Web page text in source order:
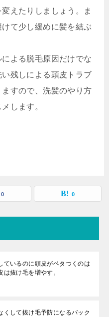
えたりしましょう。
ま
て少し緩めに髪を結ぶ
よる脱毛原因だけでな
残しによる頭皮トラブ
すので、洗髪のやり方
します。
0 0
ているのに頭皮がベタつくのは
抜け毛を増やす。
くして抜け毛予防になるバック